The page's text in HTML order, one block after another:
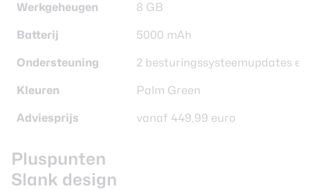
Werkgeheugen 8 GB
Batterij 5000 mAh
Ondersteuning 2 besturingssysteemupdates
Kleuren Palm Green
Adviesprijs vanaf 449,99 euro
Pluspunten
Slank design